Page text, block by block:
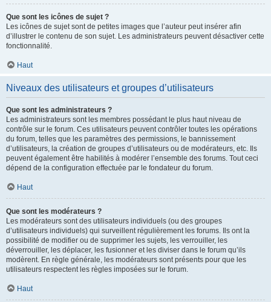
Que sont les icônes de sujet ?
Les icônes de sujet sont de petites images que l’auteur peut insérer afin
d’illustrer le contenu de son sujet. Les administrateurs peuvent désactiver cette
fonctionnalité.
Haut
Niveaux des utilisateurs et groupes d’utilisateurs
Que sont les administrateurs ?
Les administrateurs sont les membres possédant le plus haut niveau de
contrôle sur le forum. Ces utilisateurs peuvent contrôler toutes les opérations
du forum, telles que les paramètres des permissions, le bannissement
d’utilisateurs, la création de groupes d’utilisateurs ou de modérateurs, etc. Ils
peuvent également être habilités à modérer l’ensemble des forums. Tout ceci
dépend de la configuration effectuée par le fondateur du forum.
Haut
Que sont les modérateurs ?
Les modérateurs sont des utilisateurs individuels (ou des groupes
d’utilisateurs individuels) qui surveillent régulièrement les forums. Ils ont la
possibilité de modifier ou de supprimer les sujets, les verrouiller, les
déverrouiller, les déplacer, les fusionner et les diviser dans le forum qu’ils
modèrent. En règle générale, les modérateurs sont présents pour que les
utilisateurs respectent les règles imposées sur le forum.
Haut